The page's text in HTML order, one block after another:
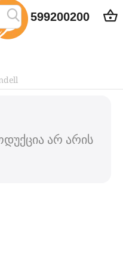
599200200
არ არის